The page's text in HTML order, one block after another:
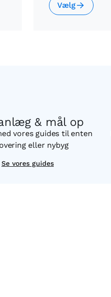
Vælg
& mål op
vores guides til enten
eller nybyg
Se vores guides